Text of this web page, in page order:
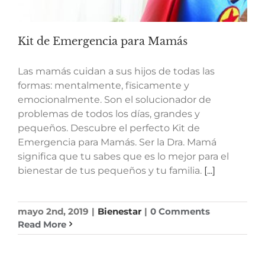
Kit de Emergencia para Mamás
Las mamás cuidan a sus hijos de todas las
formas: mentalmente, fïsicamente y
emocionalmente. Son el solucionador de
problemas de todos los días, grandes y
pequeños. Descubre el perfecto Kit de
Emergencia para Mamás. Ser la Dra. Mamá
significa que tu sabes que es lo mejor para el
bienestar de tus pequeños y tu familia. [...]
mayo 2nd, 2019 | Bienestar | 0 Comments
Read More